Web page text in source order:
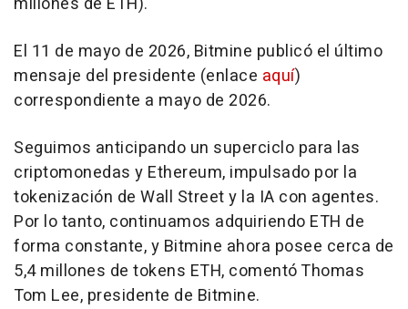
El 11 de mayo de 2026, Bitmine publicó el último
mensaje del presidente (enlace aquí)
correspondiente a mayo de 2026.
Seguimos anticipando un superciclo para las
criptomonedas y Ethereum, impulsado por la
tokenización de Wall Street y la IA con agentes.
Por lo tanto, continuamos adquiriendo ETH de
forma constante, y Bitmine ahora posee cerca de
5,4 millones de tokens ETH, comentó Thomas
Tom Lee, presidente de Bitmine.